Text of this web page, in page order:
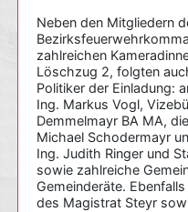
Neben den Mitgliedern
zahlreichen
Löschzug 2, folgten
Politiker der Einladung:
Ing. Markus Vogl,
Demmelmayr BA MA,
Michael Schodermayr
Ing. Judith Ringer und
sowie zahlreiche
Gemeinderäte.
des Magistrat Steyr